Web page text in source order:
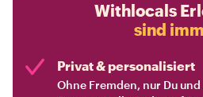
Withlocals
sind
Privat & personalisiert
Ohne Fremden, nur Du